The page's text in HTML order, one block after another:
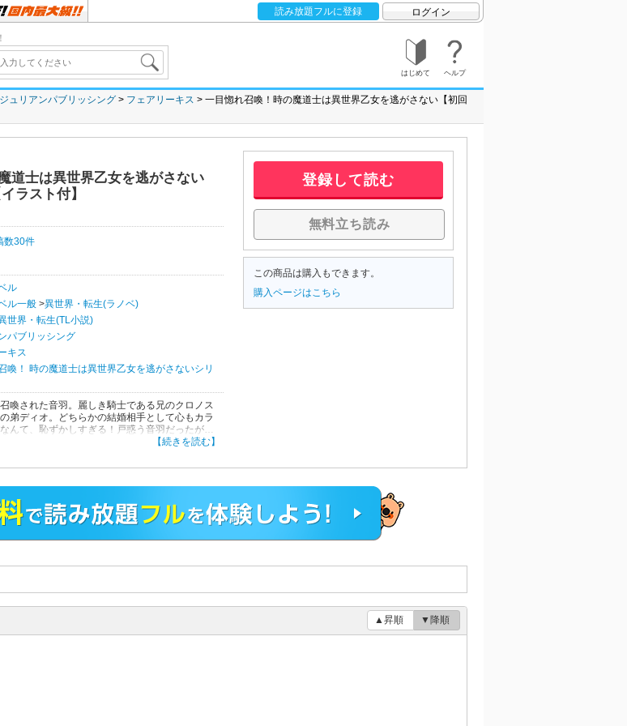
読み放題フルに登録 ログイン
はじめて ヘルプ
ジュリアンパブリッシング フェアリーキス
一目惚れ召喚！時の魔道士は異世界乙女を逃がさない【初回
道士は異世界乙女を逃がさない
ラスト付】
数30件
ル
ル一般 >異世界・転生(ラノベ)
世界・転生(TL小説)
パブリッシング
キス
喚！ 時の魔道士は異世界乙女を逃がさないシリ
喚された音羽。麗しき騎士である兄のクロノス
弟ディオ。どちらかの結婚相手として心もカラ
んて、恥ずかしすぎる！戸惑う音羽だったが、
オに、次第に惹かれていく。しかし想い叶って
僕だけのものだ」時の渦の中、初めて知るデ
意ください。
【続きを読む】
登録して読む
無料立ち読み
この商品は購入もできます。
購入ページはこちら
▲昇順 ▼降順